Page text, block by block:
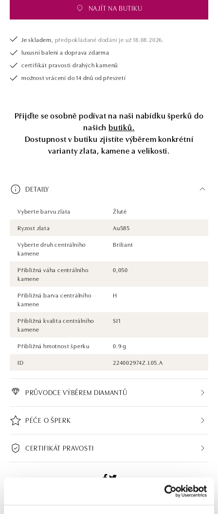
NAJÍT NA BUTIKU
Je skladem, předpokládané dodání je už 18.08.2026.
luxusní balení a doprava zdarma
certifikát pravosti drahých kamenů
možnost vrácení do 14 dnů od převzetí
Přijďte se osobně podívat na naši nabídku šperků do
našich butiků.
Dostupnost v butiku zjistíte výběrem konkrétní
varianty zlata, kamene a velikosti.
DETAILY
Vyberte barvu zlata
Žluté
Ryzost zlata
Au585
Vyberte druh centrálního
kamene
Briliant
Přibližná váha centrálního
kamene
0,050
Přibližná barva centrálního
kamene
H
Přibližná kvalita centrálního
kamene
SI1
Přibližná hmotnost šperku
0.9 g
ID
224002974Z.L05.A
PRŮVODCE VÝBĚREM DIAMANTŮ
PÉČE O ŠPERK
CERTIFIKÁT PRAVOSTI